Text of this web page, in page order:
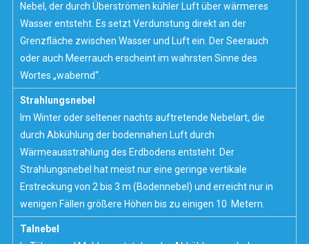
Nebel, der durch Überströmen kühler Luft über wärmeres
Wasser entsteht. Es setzt Verdunstung direkt an der
Grenzfläche zwischen Wasser und Luft ein. Der Seerauch
oder auch Meerrauch erscheint im wahrsten Sinne des
Wortes „wabernd“.
Strahlungsnebel
Im Winter oder seltener nachts auftretende Nebelart, die
durch Abkühlung der bodennahen Luft durch
Wärmeausstrahlung des Erdbodens entsteht. Der
Strahlungsnebel hat meist nur eine geringe vertikale
Erstreckung von 2 bis 3 m (Bodennebel) und erreicht nur in
wenigen Fällen größere Höhen bis zu einigen 10 Metern.
Talnebel